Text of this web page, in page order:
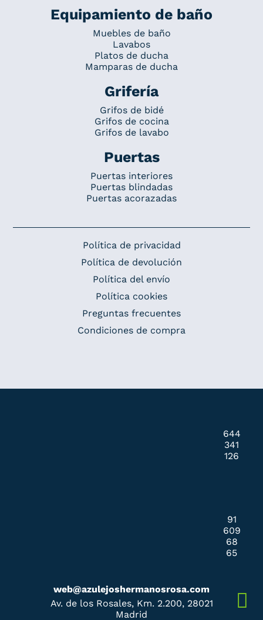
Equipamiento de baño
Muebles de baño
Lavabos
Platos de ducha
Mamparas de ducha
Grifería
Grifos de bidé
Grifos de cocina
Grifos de lavabo
Puertas
Puertas interiores
Puertas blindadas
Puertas acorazadas
Política de privacidad
Política de devolución
Política del envío
Política cookies
Preguntas frecuentes
Condiciones de compra
644
341
126
91
609
68
65
web@azulejoshermanosrosa.com
Av. de los Rosales, Km. 2.200, 28021
Madrid